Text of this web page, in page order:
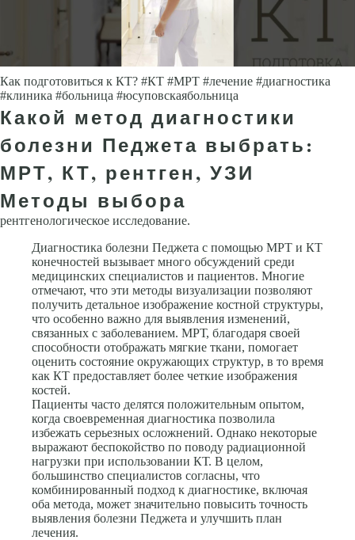
Как подготовиться к КТ? #КТ #МРТ #лечение #диагностика
#клиника #больница #юсуповскаябольница
Какой метод диагностики
болезни Педжета выбрать:
МРТ, КТ, рентген, УЗИ
Методы выбора
рентгенологическое исследование.
Диагностика болезни Педжета с помощью МРТ и КТ
конечностей вызывает много обсуждений среди
медицинских специалистов и пациентов. Многие
отмечают, что эти методы визуализации позволяют
получить детальное изображение костной структуры,
что особенно важно для выявления изменений,
связанных с заболеванием. МРТ, благодаря своей
способности отображать мягкие ткани, помогает
оценить состояние окружающих структур, в то время
как КТ предоставляет более четкие изображения
костей.
Пациенты часто делятся положительным опытом,
когда своевременная диагностика позволила
избежать серьезных осложнений. Однако некоторые
выражают беспокойство по поводу радиационной
нагрузки при использовании КТ. В целом,
большинство специалистов согласны, что
комбинированный подход к диагностике, включая
оба метода, может значительно повысить точность
выявления болезни Педжета и улучшить план
лечения.